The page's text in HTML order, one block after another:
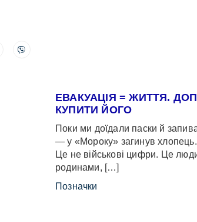
ЕВАКУАЦІЯ = ЖИТТЯ.
КУПИТИ ЙОГО
Поки ми доїдали паски й
— у «Мороку» загинув хлопець.
Це не військові цифри. Це
родинами, […]
Позначки